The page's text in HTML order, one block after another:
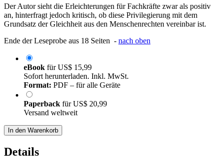
Der Autor sieht die Erleichterungen für Fachkräfte zwar als positiv
an, hinterfragt jedoch kritisch, ob diese Privilegierung mit dem
Grundsatz der Gleichheit aus den Menschenrechten vereinbar ist.
Ende der Leseprobe aus 18 Seiten - nach oben
eBook fürUS$ 15,99
Sofort herunterladen. Inkl. MwSt.
Format: PDF – für alle Geräte
Paperback fürUS$ 20,99
Versand weltweit
In den Warenkorb
Details